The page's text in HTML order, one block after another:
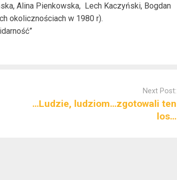
Alina Pienkowska, Lech Kaczyński, Bogdan
okolicznościach w 1980 r).
Next Post:
…Ludzie, ludziom…zgotowali ten
los…